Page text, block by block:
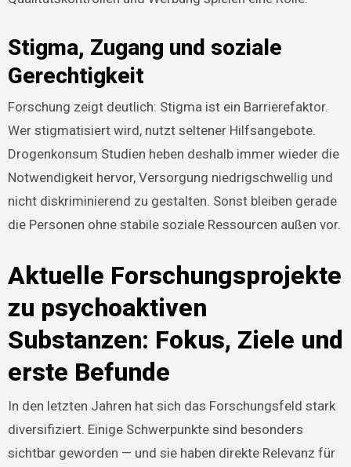
Stigma, Zugang und soziale
Gerechtigkeit
Forschung zeigt deutlich: Stigma ist ein Barrierefaktor.
Wer stigmatisiert wird, nutzt seltener Hilfsangebote.
Drogenkonsum Studien heben deshalb immer wieder die
Notwendigkeit hervor, Versorgung niedrigschwellig und
nicht diskriminierend zu gestalten. Sonst bleiben gerade
die Personen ohne stabile soziale Ressourcen außen vor.
Aktuelle Forschungsprojekte
zu psychoaktiven
Substanzen: Fokus, Ziele und
erste Befunde
In den letzten Jahren hat sich das Forschungsfeld stark
diversifiziert. Einige Schwerpunkte sind besonders
sichtbar geworden — und sie haben direkte Relevanz für